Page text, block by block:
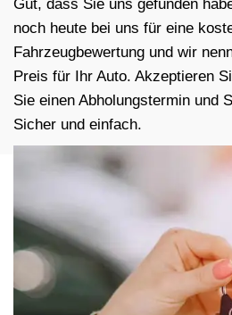
Gut, dass Sie uns gefunden
noch heute bei uns für eine
Fahrzeugbewertung und wir
Preis für Ihr Auto. Akzeptieren
Sie einen Abholungstermin und
Sicher und einfach.